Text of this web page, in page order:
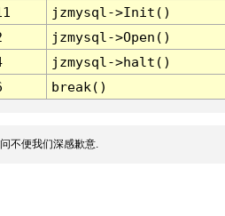
jzmysql->Init()
jzmysql->Open()
jzmysql->halt()
break()
不便我们深感歉意.